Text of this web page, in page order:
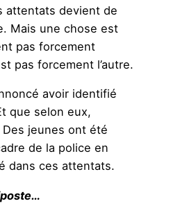
attentats devient de
Mais une chose est
pas forcement
pas forcement l’autre.
avoir identifié
que selon eux,
Des jeunes ont été
de la police en
dans ces attentats.